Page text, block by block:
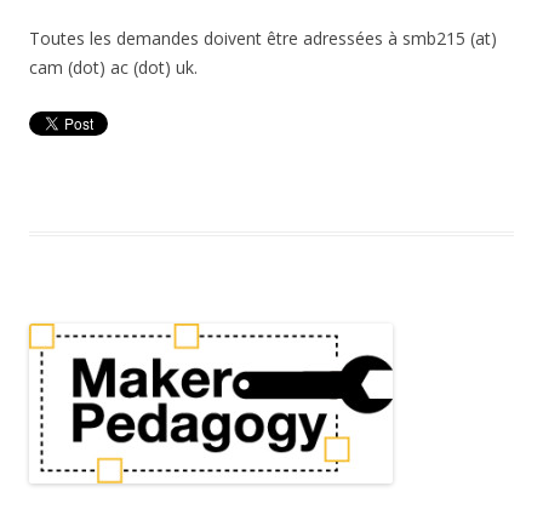
Toutes les demandes doivent être adressées à smb215 (at)
cam (dot) ac (dot) uk.